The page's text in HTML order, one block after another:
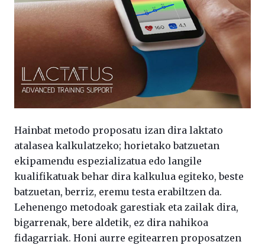
Hainbat metodo proposatu izan dira laktato
atalasea kalkulatzeko; horietako batzuetan
ekipamendu espezializatua edo langile
kualifikatuak behar dira kalkulua egiteko, beste
batzuetan, berriz, eremu testa erabiltzen da.
Lehenengo metodoak garestiak eta zailak dira,
bigarrenak, bere aldetik, ez dira nahikoa
fidagarriak. Honi aurre egitearren proposatzen